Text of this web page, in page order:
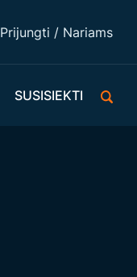
Prijungti / Nariams
SUSISIEKTI